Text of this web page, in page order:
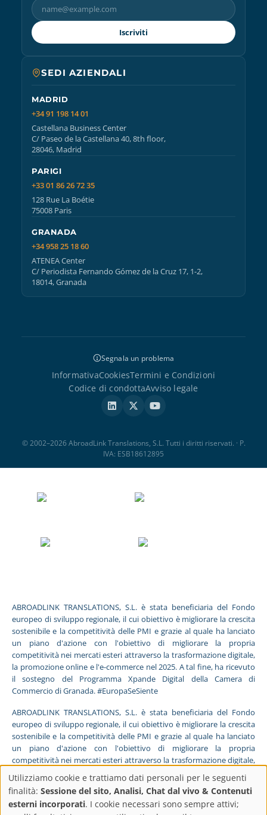
Iscriviti
SEDI AZIENDALI
MADRID
+34 91 198 14 01
Castellana Business Center
C/ Paseo de la Castellana 40, 8th floor,
28046, Madrid
PARIGI
+33 01 86 26 72 35
128 Rue La Boétie
75008 Paris
GRANADA
+34 958 25 18 60
ATENEA Center
C/ Periodista Fernando Gómez de la Cruz 17, 1-2,
18014, Granada
Segnala un problema
InformativaCookiesTermini e Condizioni
Codice di condottaAvviso legale
© 2002–2026 AbroadLink Translations, S.L. Tutti i diritti riservati. · P.
IVA: ESB18612895
ABROADLINK TRANSLATIONS, S.L. è stata beneficiaria del Fondo
europeo di sviluppo regionale, il cui obiettivo è migliorare la crescita
sostenibile e la competitività delle PMI e grazie al quale ha lanciato
un piano d'azione con l'obiettivo di migliorare la propria
competitività nei mercati esteri attraverso la trasformazione digitale,
la promozione online e l'e-commerce nel 2025. A tal fine, ha ricevuto
il sostegno del Programma Xpande Digital della Camera di
Commercio di Granada. #EuropaSeSiente
ABROADLINK TRANSLATIONS, S.L. è stata beneficiaria del Fondo
europeo di sviluppo regionale, il cui obiettivo è migliorare la crescita
sostenibile e la competitività delle PMI e grazie al quale ha lanciato
un piano d'azione con l'obiettivo di migliorare la propria
competitività nei mercati esteri attraverso la trasformazione digitale,
il sostegno del Programma Pyme Digital della Camera di Commercio
di Granada. #EuropaSeSiente
Impostazioni
Utilizziamo cookie e trattiamo dati personali per le seguenti
finalità: Sessione del sito, Analisi, Chat dal vivo & Contenuti
esterni incorporati. I cookie necessari sono sempre attivi;